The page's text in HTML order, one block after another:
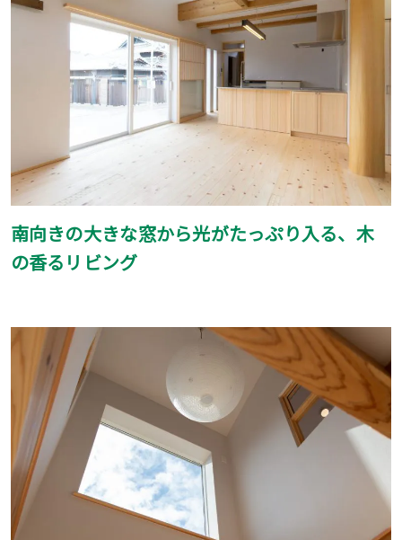
南向きの大きな窓から光がたっぷり入る、木
の香るリビング